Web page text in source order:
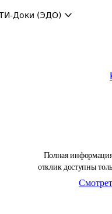
Доки (ЭДО)
Полная
отклик доступны